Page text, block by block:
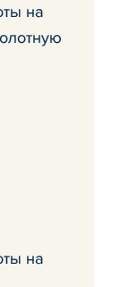
на
на